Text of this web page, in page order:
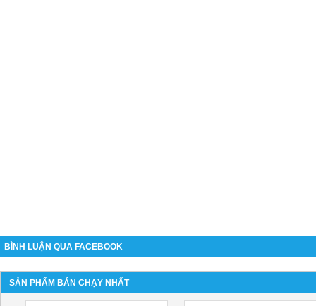
BÌNH LUẬN QUA FACEBOOK
SẢN PHẨM BÁN CHẠY NHẤT